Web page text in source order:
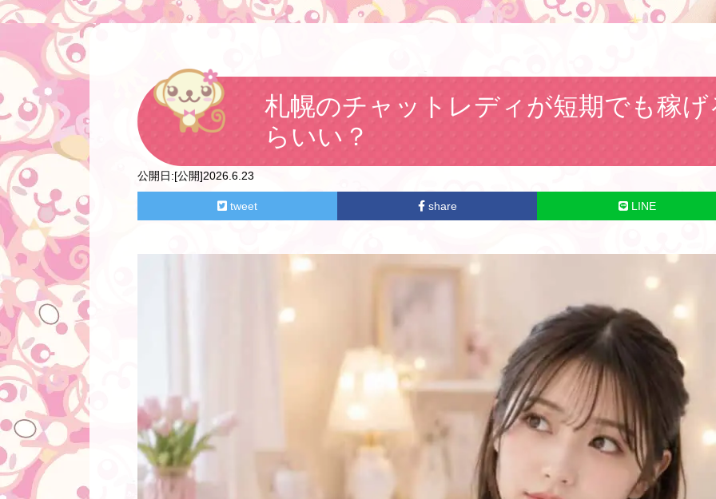
札幌のチャットレディが短期でも稼
らいい？
公開日:[公開]2026.6.23
tweet share LINE